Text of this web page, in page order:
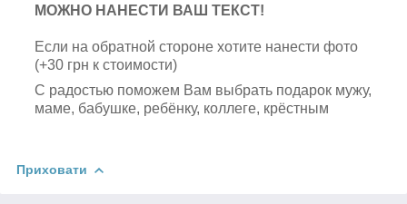
МОЖНО НАНЕСТИ ВАШ ТЕКСТ!
Если на обратной стороне хотите нанести фото
(+30 грн к стоимости)
С радостью поможем Вам выбрать подарок мужу,
маме, бабушке, ребёнку, коллеге, крёстным
Приховати